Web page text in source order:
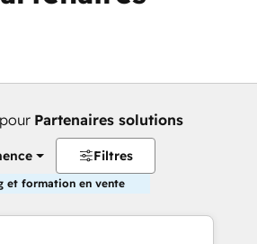
Partenaires solutions
Filtres
et formation en vente